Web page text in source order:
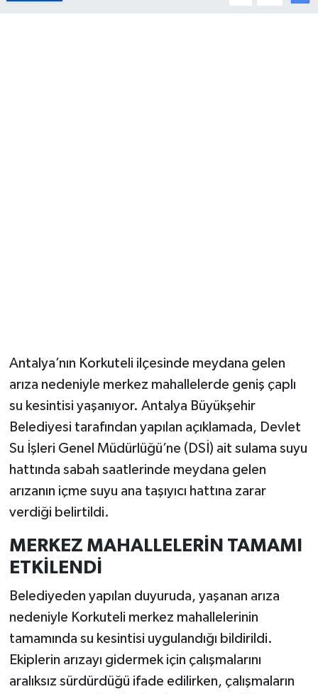
Antalya’nın Korkuteli ilçesinde meydana gelen
arıza nedeniyle merkez mahallelerde geniş çaplı
su kesintisi yaşanıyor. Antalya Büyükşehir
Belediyesi tarafından yapılan açıklamada, Devlet
Su İşleri Genel Müdürlüğü’ne (DSİ) ait sulama suyu
hattında sabah saatlerinde meydana gelen
arızanın içme suyu ana taşıyıcı hattına zarar
verdiği belirtildi.
MERKEZ MAHALLELERİN TAMAMI
ETKİLENDİ
Belediyeden yapılan duyuruda, yaşanan arıza
nedeniyle Korkuteli merkez mahallelerinin
tamamında su kesintisi uygulandığı bildirildi.
Ekiplerin arızayı gidermek için çalışmalarını
aralıksız sürdürdüğü ifade edilirken, çalışmaların